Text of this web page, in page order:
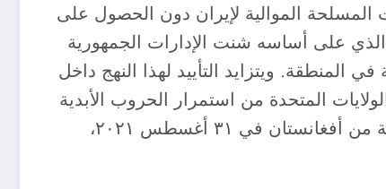
الموالية لإيران دون الحصول على
موافقة الكونجرس أولاً، الذي تتزايد الدعوات داخله لتعديل أو إلغاء التفويض العسكري لعامي 2001 و2002 الذي على أساسه شنت الإدارات الجمهورية
المنطقة. ويتزايد التأييد لهذا النهج داخل
المتحدة من استمرار الحروب الأبدية
في الخارج، وحالة عدم اليقين حول الوجود الأمريكي في الشرق الأوسط بعد انسحاب جميع القوات الأمريكية من أفغانستان في ٣١ أغسطس ٢٠٢١،